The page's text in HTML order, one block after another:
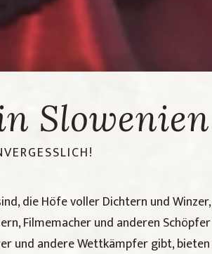
Slowenien
die Höfe voller Dichtern und Winzer,
Filmemacher und anderen Schöpfer
und andere Wettkämpfer gibt, bieten